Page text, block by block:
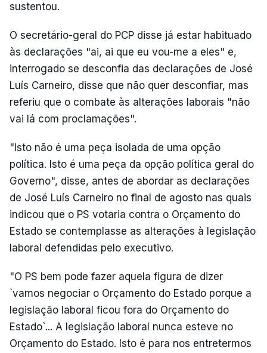
sustentou.
O secretário-geral do PCP disse já estar habituado
às declarações "ai, ai que eu vou-me a eles" e,
interrogado se desconfia das declarações de José
Luís Carneiro, disse que não quer desconfiar, mas
referiu que o combate às alterações laborais "não
vai lá com proclamações".
"Isto não é uma peça isolada de uma opção
política. Isto é uma peça da opção política geral do
Governo", disse, antes de abordar as declarações
de José Luís Carneiro no final de agosto nas quais
indicou que o PS votaria contra o Orçamento do
Estado se contemplasse as alterações à legislação
laboral defendidas pelo executivo.
"O PS bem pode fazer aquela figura de dizer
`vamos negociar o Orçamento do Estado porque a
legislação laboral ficou fora do Orçamento do
Estado`... A legislação laboral nunca esteve no
Orçamento do Estado. Isto é para nos entretermos